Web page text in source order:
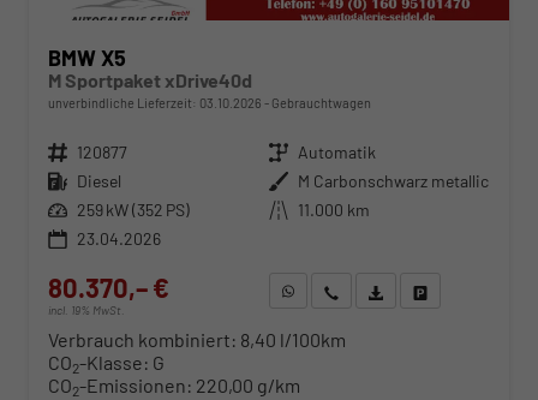
BMW X5
M Sportpaket xDrive40d
unverbindliche Lieferzeit: 03.10.2026 Gebrauchtwagen
Fahrzeugnr. 120877 Getriebe Automatik
Kraftstoff Diesel Außenfarbe M Carbonschwarz metallic
Leistung 259 kW (352 PS) Kilometerstand 11.000 km
23.04.2026
80.370,– €
incl. 19% MwSt.
WhatsApp anfragen
Wir rufen Sie anFahrzeugexposé (PDF)
Verbrauch kombiniert: 8,40 l/100km
CO2-Klasse: G
CO2-Emissionen: 220,00 g/km